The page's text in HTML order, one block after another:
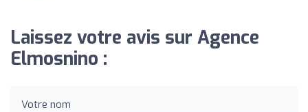
Laissez votre avis sur Agence
Elmosnino :
Votre nom